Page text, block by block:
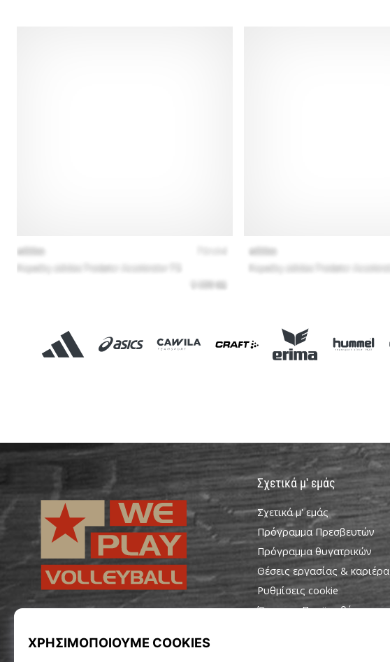
Σχετικά μ' εμάς
Σχετικά μ' εμάς
Πρόγραμμα Πρεσβευτών
Πρόγραμμα θυγατρικών
Θέσεις εργασίας & καριέρα
Ρυθμίσεις cookie
Όροι και Προϋποθέσεις